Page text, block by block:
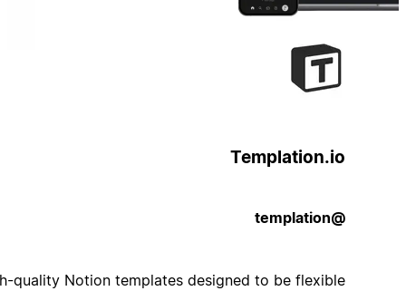
Templation.io
High-quality Notion templates designed to be flexible